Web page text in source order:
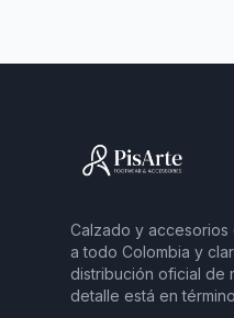
Calzado y accesorios
a todo Colombia y
distribución oficial de
detalle está en